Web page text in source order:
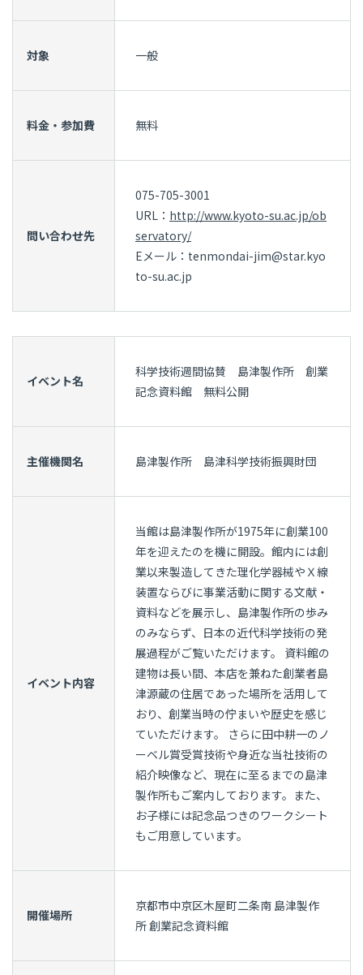
対象 一般
料金・参加費 無料
問い合わせ先
075-705-3001
URL： http://www.kyoto-su.ac.jp/ob
servatory/
Eメール：tenmondai-jim@star.kyo
to-su.ac.jp
イベント名
科学技術週間協賛 島津製作所 創業
記念資料館 無料公開
主催機関名 島津製作所 島津科学技術振興財団
イベント内容
当館は島津製作所が1975年に創業100
年を迎えたのを機に開設。館内には創
業以来製造してきた理化学器械やＸ線
装置ならびに事業活動に関する文献・
資料などを展示し、島津製作所の歩み
のみならず、日本の近代科学技術の発
展過程がご覧いただけます。 資料館の
建物は長い間、本店を兼ねた創業者島
津源蔵の住居であった場所を活用して
おり、創業当時の佇まいや歴史を感じ
ていただけます。 さらに田中耕一のノ
ーベル賞受賞技術や身近な当社技術の
紹介映像など、現在に至るまでの島津
製作所もご案内しております。また、
お子様には記念品つきのワークシート
もご用意しています。
開催場所
京都市中京区木屋町二条南 島津製作
所 創業記念資料館